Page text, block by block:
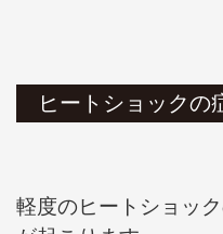
ヒートショックの
軽度のヒートショック